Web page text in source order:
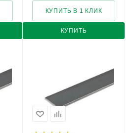
КУПИТЬ
КУПИТЬ В 1 КЛИК